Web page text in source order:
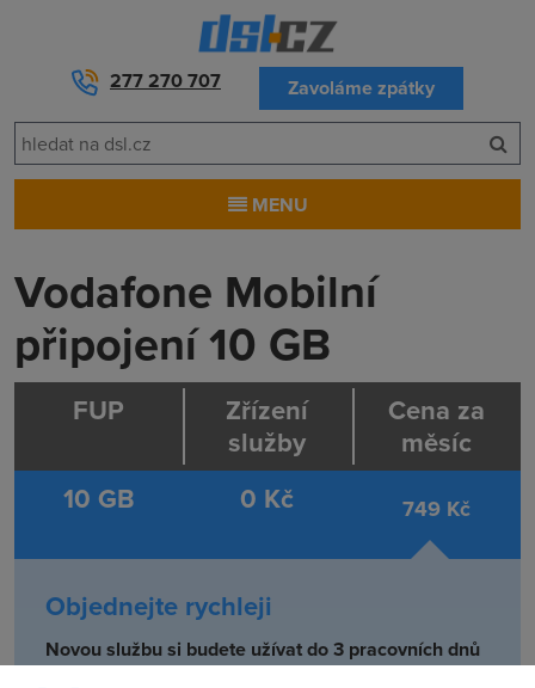
277 270 707 Zavoláme zpátky
MENU
Vodafone Mobilní
připojení 10 GB
FUP
10 GB
Zřízení
služby
0 Kč
Cena za
měsíc
749Kč
Objednejte rychleji
Novou službu si budete užívat do 3 pracovních dnů